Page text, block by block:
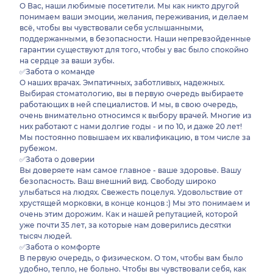
О Вас, наши любимые посетители. Мы как никто другой
понимаем ваши эмоции, желания, переживания, и делаем
всё, чтобы вы чувствовали себя услышанными,
поддержанными, в безопасности. Наши непревзойденные
гарантии существуют для того, чтобы у вас было спокойно
на сердце за ваши зубы.
✅Забота о команде
О наших врачах. Эмпатичных, заботливых, надежных.
Выбирая стоматологию, вы в первую очередь выбираете
работающих в ней специалистов. И мы, в свою очередь,
очень внимательно относимся к выбору врачей. Многие из
них работают с нами долгие годы - и по 10, и даже 20 лет!
Мы постоянно повышаем их квалификацию, в том числе за
рубежом.
✅Забота о доверии
Вы доверяете нам самое главное - ваше здоровье. Вашу
безопасность. Ваш внешний вид. Свободу широко
улыбаться на людях. Свежесть поцелуя. Удовольствие от
хрустящей морковки, в конце концов :) Мы это понимаем и
очень этим дорожим. Как и нашей репутацией, которой
уже почти 35 лет, за которые нам доверились десятки
тысяч людей.
✅Забота о комфорте
В первую очередь, о физическом. О том, чтобы вам было
удобно, тепло, не больно. Чтобы вы чувствовали себя, как